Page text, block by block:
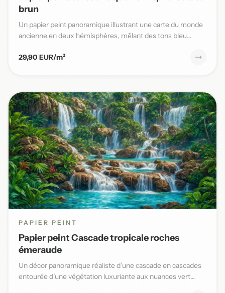
brun
Un papier peint panoramique illustrant une carte du monde
ancienne en deux hémisphères, mêlant des tons bleu
29,90 EUR/m²
PAPIER PEINT
Papier peint Cascade tropicale roches
émeraude
Un décor panoramique réaliste d’une cascade en cascades
entourée d’une végétation luxuriante aux nuances vert